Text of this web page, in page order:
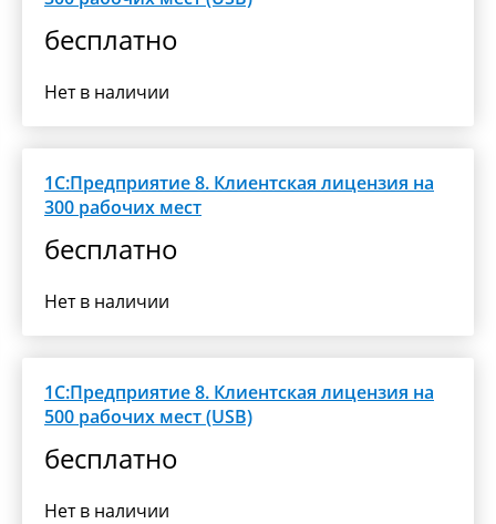
бесплатно
Нет в наличии
1С:Предприятие 8. Клиентская лицензия на
300 рабочих мест
бесплатно
Нет в наличии
1С:Предприятие 8. Клиентская лицензия на
500 рабочих мест (USB)
бесплатно
Нет в наличии